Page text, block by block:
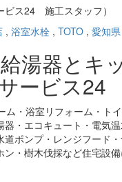
ビス24 施工スタッフ）
, 浴室水栓 , TOTO , 愛知県
湯器とキ
ービス24
・浴室リフォーム・ト
・エコキュート・電気
ポンプ・レンジフード
・樹木伐採など住宅設